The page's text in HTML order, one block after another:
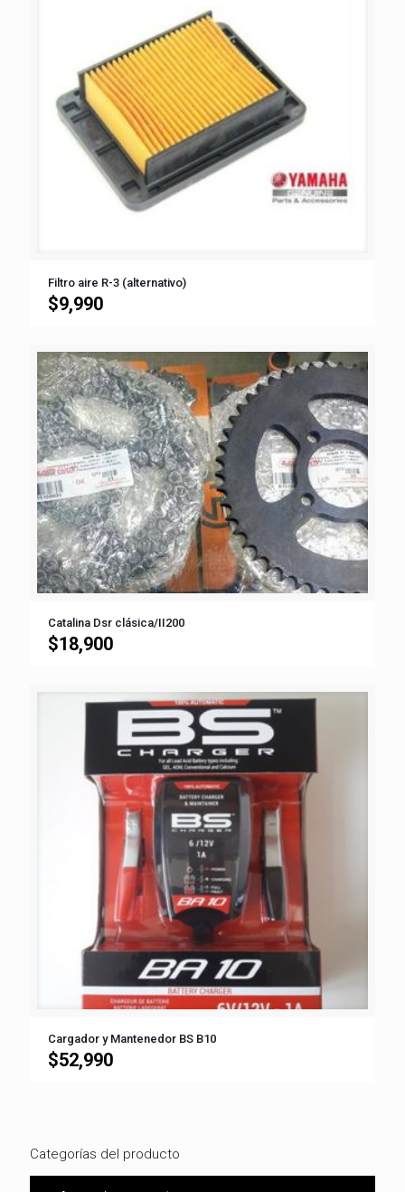
Filtro aire R-3 (alternativo)
$9,990
Catalina Dsr clásica/II200
$18,900
Cargador y Mantenedor BS B10
$52,990
Categorías del producto